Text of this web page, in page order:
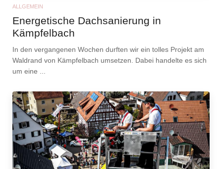
ALLGEMEIN
Energetische Dachsanierung in
Kämpfelbach
In den vergangenen Wochen durften wir ein tolles Projekt am
Waldrand von Kämpfelbach umsetzen. Dabei handelte es sich
um eine ...